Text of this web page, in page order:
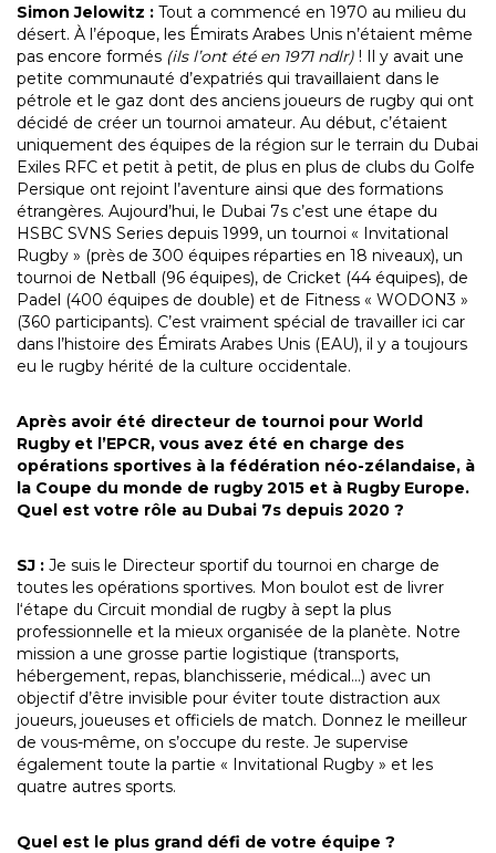
Simon Jelowitz : Tout a commencé en 1970 au milieu du
désert. À l’époque, les Émirats Arabes Unis n’étaient même
pas encore formés (ils l’ont été en 1971 ndlr) ! Il y avait une
petite communauté d’expatriés qui travaillaient dans le
pétrole et le gaz dont des anciens joueurs de rugby qui ont
décidé de créer un tournoi amateur. Au début, c’étaient
uniquement des équipes de la région sur le terrain du Dubai
Exiles RFC et petit à petit, de plus en plus de clubs du Golfe
Persique ont rejoint l’aventure ainsi que des formations
étrangères. Aujourd’hui, le Dubai 7s c’est une étape du
HSBC SVNS Series depuis 1999, un tournoi « Invitational
Rugby » (près de 300 équipes réparties en 18 niveaux), un
tournoi de Netball (96 équipes), de Cricket (44 équipes), de
Padel (400 équipes de double) et de Fitness « WODON3 »
(360 participants). C’est vraiment spécial de travailler ici car
dans l’histoire des Émirats Arabes Unis (EAU), il y a toujours
eu le rugby hérité de la culture occidentale.
Après avoir été directeur de tournoi pour World
Rugby et l’EPCR, vous avez été en charge des
opérations sportives à la fédération néo-zélandaise, à
la Coupe du monde de rugby 2015 et à Rugby Europe.
Quel est votre rôle au Dubai 7s depuis 2020 ?
SJ : Je suis le Directeur sportif du tournoi en charge de
toutes les opérations sportives. Mon boulot est de livrer
l‘étape du Circuit mondial de rugby à sept la plus
professionnelle et la mieux organisée de la planète. Notre
mission a une grosse partie logistique (transports,
hébergement, repas, blanchisserie, médical…) avec un
objectif d’être invisible pour éviter toute distraction aux
joueurs, joueuses et officiels de match. Donnez le meilleur
de vous-même, on s’occupe du reste. Je supervise
également toute la partie « Invitational Rugby » et les
quatre autres sports.
Quel est le plus grand défi de votre équipe ?